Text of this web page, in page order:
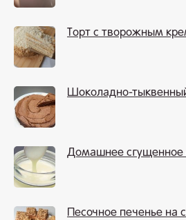
Торт с творожным
Шоколадно-
Домашнее сгущенное
Песочное печенье на